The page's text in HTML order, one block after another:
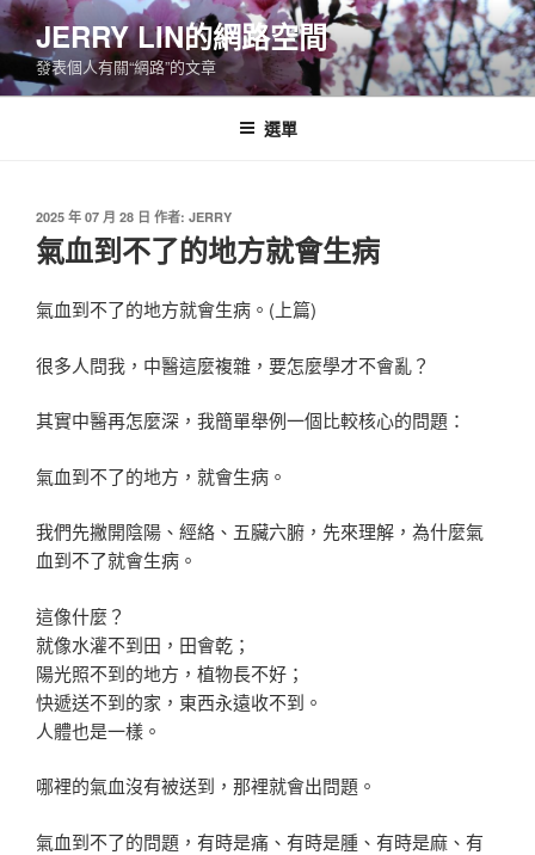
跳
至
主
要
JERRY LIN的網路空間
發表個人有關“網路”的文章
選單
發
佈
於
2025 年 07 月 28 日 作者: JERRY
氣血到不了的地方就會生病
氣血到不了的地方就會生病。(上篇)
很多人問我，中醫這麼複雜，要怎麼學才不會亂？
其實中醫再怎麼深，我簡單舉例一個比較核心的問題：
氣血到不了的地方，就會生病。
我們先撇開陰陽、經絡、五臟六腑，先來理解，為什麼氣
血到不了就會生病。
這像什麼？
就像水灌不到田，田會乾；
陽光照不到的地方，植物長不好；
快遞送不到的家，東西永遠收不到。
人體也是一樣。
哪裡的氣血沒有被送到，那裡就會出問題。
氣血到不了的問題，有時是痛、有時是腫、有時是麻、有